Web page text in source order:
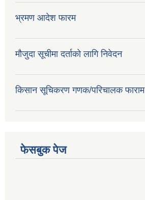
भ्रमण आदेश फारम
मौजुदा सूचीमा दर्ताको लागि निवेदन
किसान सूचिकरण गणक/परिचालक फाराम
फेसबुक पेज